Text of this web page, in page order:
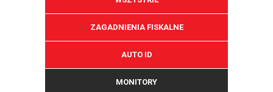
ZAGADNIENIA FISKALNE
AUTO ID
MONITORY